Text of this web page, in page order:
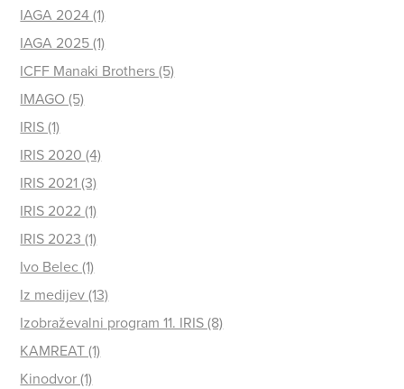
IAGA 2024 (1)
IAGA 2025 (1)
ICFF Manaki Brothers (5)
IMAGO (5)
IRIS (1)
IRIS 2020 (4)
IRIS 2021 (3)
IRIS 2022 (1)
IRIS 2023 (1)
Ivo Belec (1)
Iz medijev (13)
Izobraževalni program 11. IRIS (8)
KAMREAT (1)
Kinodvor (1)